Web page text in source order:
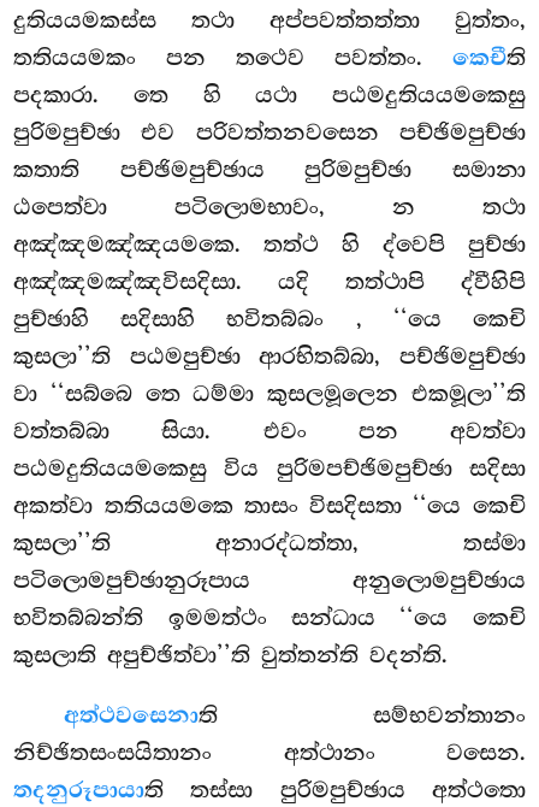
දුතියයමකස්ස තථා අප්පවත්තත්තා වුත්තං,
තතියයමකං පන තථෙව පවත්තං. කෙචීති
පදකාරා. තෙ හි යථා පඨමදුතියයමකෙසු
පුරිමපුච්ඡා එව පරිවත්තනවසෙන පච්ඡිමපුච්ඡා
කතාති පච්ඡිමපුච්ඡාය පුරිමපුච්ඡා සමානා
ඨපෙත්වා පටිලොමභාවං, න තථා
අඤ්ඤමඤ්ඤයමකෙ. තත්ථ හි ද්වෙපි පුච්ඡා
අඤ්ඤමඤ්ඤවිසදිසා. යදි තත්ථාපි ද්වීහිපි
පුච්ඡාහි සදිසාහි භවිතබ්බං , ‘‘යෙ කෙචි
කුසලා’’ති පඨමපුච්ඡා ආරභිතබ්බා, පච්ඡිමපුච්ඡා
වා ‘‘සබ්බෙ තෙ ධම්මා කුසලමූලෙන එකමූලා’’ති
වත්තබ්බා සියා. එවං පන අවත්වා
පඨමදුතියයමකෙසු විය පුරිමපච්ඡිමපුච්ඡා සදිසා
අකත්වා තතියයමකෙ තාසං විසදිසතා ‘‘යෙ කෙචි
කුසලා’’ති අනාරද්ධත්තා, තස්මා
පටිලොමපුච්ඡානුරූපාය අනුලොමපුච්ඡාය
භවිතබ්බන්ති ඉමමත්ථං සන්ධාය ‘‘යෙ කෙචි
කුසලාති අපුච්ඡිත්වා’’ති වුත්තන්ති වදන්ති.
අත්ථවසෙනාති සම්භවන්තානං
නිච්ඡිතසංසයිතානං අත්ථානං වසෙන.
තදනුරූපායාති තස්සා පුරිමපුච්ඡාය අත්ථතො